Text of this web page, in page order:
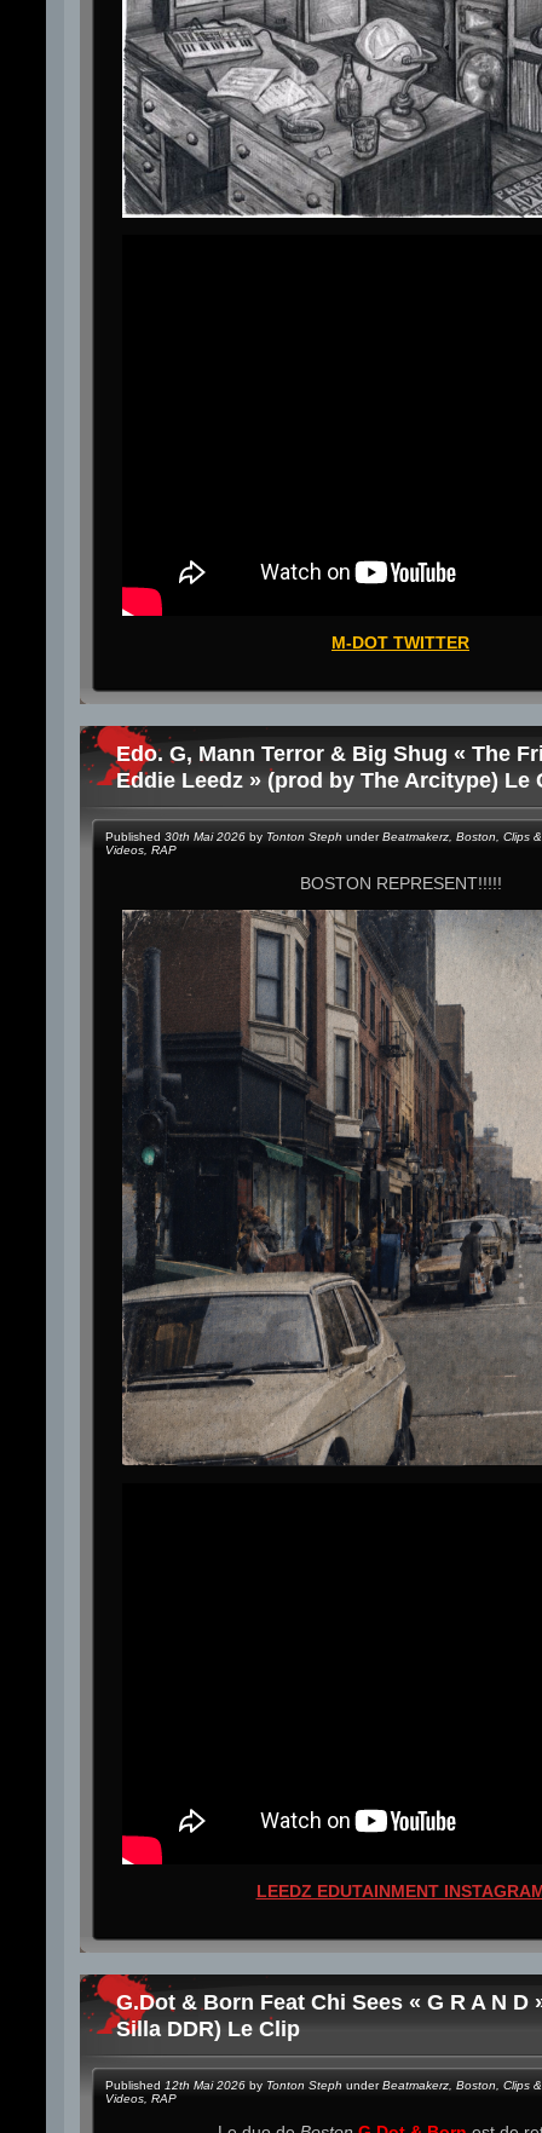
M-DOT TWITTER
Edo. G, Mann Terror & Big Shug « The
Eddie Leedz » (prod by The Arcitype) Le
Published 30th Mai 2026 by Tonton Steph underBeatmakerz Boston
Clips &
Videos RAP
BOSTON REPRESENT!!!!!
LEEDZ EDUTAINMENT
G.Dot & Born Feat Chi Sees « G R A N D
Silla DDR) Le Clip
Published 12th Mai 2026 by Tonton Steph underBeatmakerz Boston
Clips &
Videos RAP